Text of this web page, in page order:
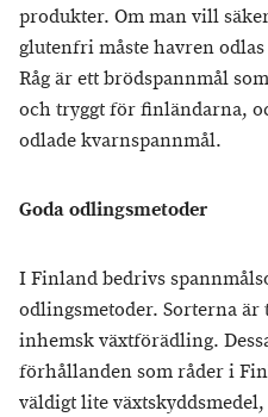
produkter. Om man vill
glutenfri måste havren
Råg är ett brödspannmål
och tryggt för finländarna,
odlade kvarnspannmål.
Goda odlingsmetoder
I Finland bedrivs
odlingsmetoder. Sorterna
inhemsk växtförädling.
förhållanden som råder i
väldigt lite